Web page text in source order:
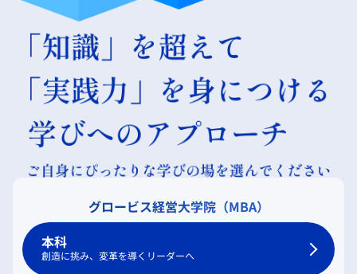
グロービス経営大学院（MBA）
本科
創造に挑み、変革を導くリーダーへ